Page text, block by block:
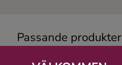
Passande produkter